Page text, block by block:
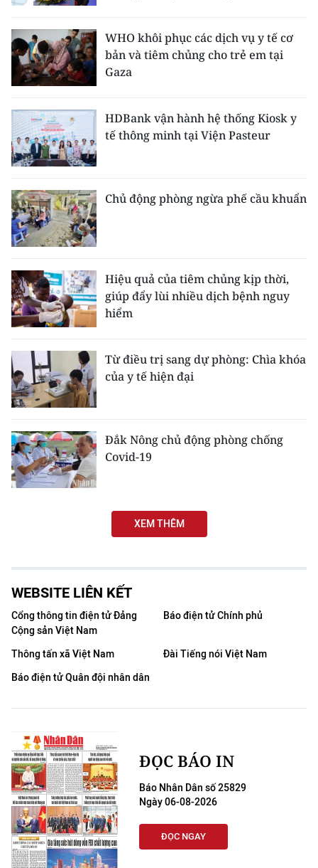
ESPAÑOL
WHO khôi phục các dịch vụ y tế cơ
bản và tiêm chủng cho trẻ em tại
Gaza
HDBank vận hành hệ thống Kiosk y
tế thông minh tại Viện Pasteur
Chủ động phòng ngừa phế cầu khuẩn
Hiệu quả của tiêm chủng kịp thời,
giúp đẩy lùi nhiều dịch bệnh nguy
hiểm
Từ điều trị sang dự phòng: Chìa khóa
của y tế hiện đại
Đắk Nông chủ động phòng chống
Covid-19
XEM THÊM
WEBSITE LIÊN KẾT
Cổng thông tin điện tử Đảng
Cộng sản Việt Nam
Báo điện tử Chính phủ
Thông tấn xã Việt Nam
Đài Tiếng nói Việt Nam
Báo điện tử Quân đội nhân dân
ĐỌC BÁO IN
Báo Nhân Dân số 25829
Ngày 06-08-2026
ĐỌC NGAY